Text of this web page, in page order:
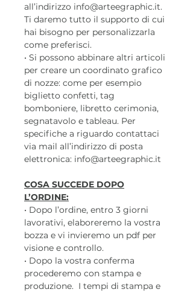
all’indirizzo info@arteegraphic.it.
Ti daremo tutto il supporto di cui
hai bisogno per personalizzarla
come preferisci.
• Si possono abbinare altri articoli
per creare un coordinato grafico
di nozze: come per esempio
biglietto confetti, tag
bomboniere, libretto cerimonia,
segnatavolo e tableau. Per
specifiche a riguardo contattaci
via mail all’indirizzo di posta
elettronica: info@arteegraphic.it
COSA SUCCEDE DOPO
L’ORDINE:
• Dopo l’ordine, entro 3 giorni
lavorativi, elaboreremo la vostra
bozza e vi invieremo un pdf per
visione e controllo.
• Dopo la vostra conferma
procederemo con stampa e
produzione. I tempi di stampa e